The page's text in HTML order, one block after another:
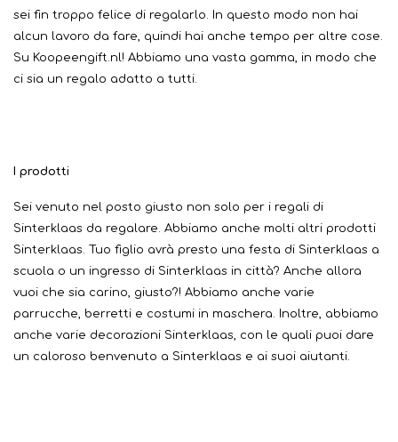
sei fin troppo felice di regalarlo. In questo modo non hai
alcun lavoro da fare, quindi hai anche tempo per altre cose.
Su Koopeengift.nl! Abbiamo una vasta gamma, in modo che
ci sia un regalo adatto a tutti.
I prodotti
Sei venuto nel posto giusto non solo per i regali di
Sinterklaas da regalare. Abbiamo anche molti altri prodotti
Sinterklaas. Tuo figlio avrà presto una festa di Sinterklaas a
scuola o un ingresso di Sinterklaas in città? Anche allora
vuoi che sia carino, giusto?! Abbiamo anche varie
parrucche, berretti e costumi in maschera. Inoltre, abbiamo
anche varie decorazioni Sinterklaas, con le quali puoi dare
un caloroso benvenuto a Sinterklaas e ai suoi aiutanti.